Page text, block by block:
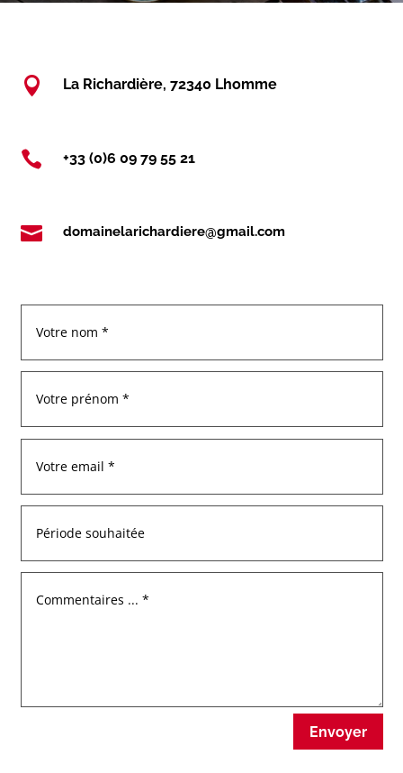
 La Richardière, 72340 Lhomme
 +33 (0)6 09 79 55 21
 domainelarichardiere@gmail.com
Envoyer